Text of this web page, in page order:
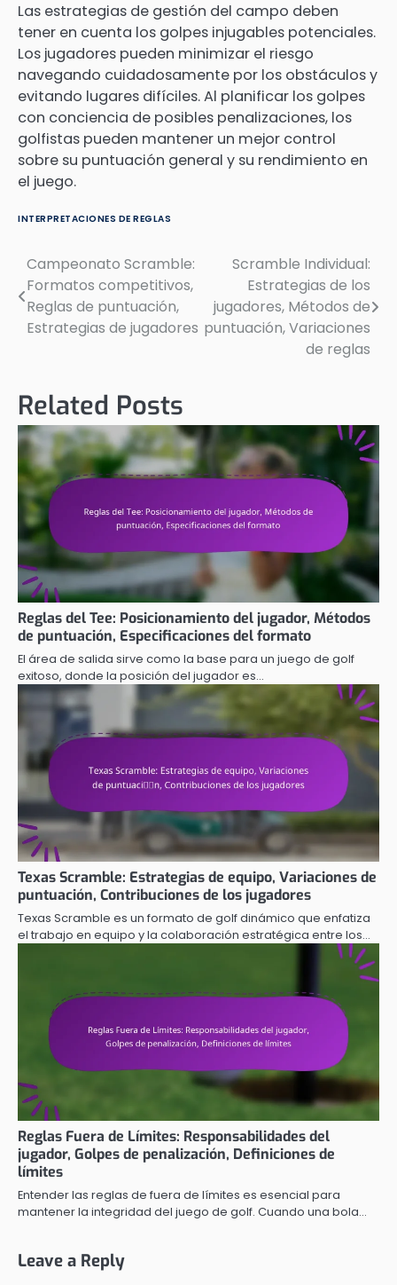
Las estrategias de gestión del campo deben
tener en cuenta los golpes injugables potenciales.
Los jugadores pueden minimizar el riesgo
navegando cuidadosamente por los obstáculos y
evitando lugares difíciles. Al planificar los golpes
con conciencia de posibles penalizaciones, los
golfistas pueden mantener un mejor control
sobre su puntuación general y su rendimiento en
el juego.
INTERPRETACIONES DE REGLAS
Post
navigation
Campeonato Scramble:
Formatos competitivos,
Reglas de puntuación,
Estrategias de jugadores
Scramble Individual:
Estrategias de los
jugadores, Métodos de
puntuación, Variaciones
de reglas
Related Posts
Reglas del Tee: Posicionamiento del jugador, Métodos
de puntuación, Especificaciones del formato
El área de salida sirve como la base para un juego de golf
exitoso, donde la posición del jugador es…
Texas Scramble: Estrategias de equipo, Variaciones de
puntuación, Contribuciones de los jugadores
Texas Scramble es un formato de golf dinámico que enfatiza
el trabajo en equipo y la colaboración estratégica entre los…
Reglas Fuera de Límites: Responsabilidades del
jugador, Golpes de penalización, Definiciones de
límites
Entender las reglas de fuera de límites es esencial para
mantener la integridad del juego de golf. Cuando una bola…
Leave a Reply